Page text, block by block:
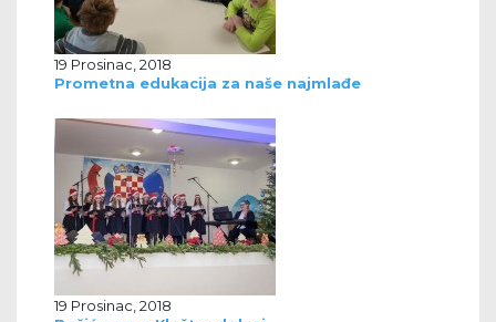
19 Prosinac, 2018
Prometna edukacija za naše najmlađe
19 Prosinac, 2018